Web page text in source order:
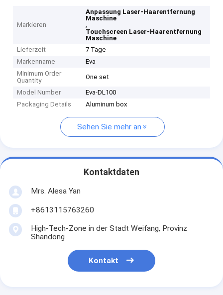
Markieren
Anpassung Laser-Haarentfernung
Maschine
,
Touchscreen Laser-Haarentfernung
Maschine
Lieferzeit
7 Tage
Markenname
Eva
Minimum Order
Quantity
One set
Model Number
Eva-DL100
Packaging Details
Aluminum box
Sehen Sie mehr an
Kontaktdaten
Mrs. Alesa Yan
+8613115763260
High-Tech-Zone in der Stadt Weifang, Provinz
Shandong
Kontakt